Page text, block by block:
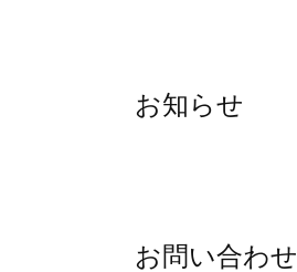
お知らせ
お問い合わせ